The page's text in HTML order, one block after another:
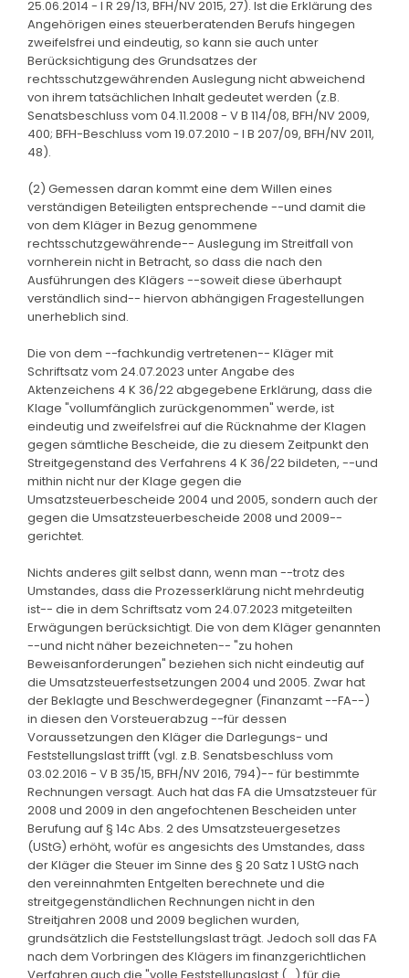
25.06.2014 - I R 29/13, BFH/NV 2015, 27). Ist die Erklärung des
Angehörigen eines steuerberatenden Berufs hingegen
zweifelsfrei und eindeutig, so kann sie auch unter
Berücksichtigung des Grundsatzes der
rechtsschutzgewährenden Auslegung nicht abweichend
von ihrem tatsächlichen Inhalt gedeutet werden (z.B.
Senatsbeschluss vom 04.11.2008 - V B 114/08, BFH/NV 2009,
400; BFH-Beschluss vom 19.07.2010 - I B 207/09, BFH/NV 2011,
48).
(2) Gemessen daran kommt eine dem Willen eines
verständigen Beteiligten entsprechende --und damit die
von dem Kläger in Bezug genommene
rechtsschutzgewährende-- Auslegung im Streitfall von
vornherein nicht in Betracht, so dass die nach den
Ausführungen des Klägers --soweit diese überhaupt
verständlich sind-- hiervon abhängigen Fragestellungen
unerheblich sind.
Die von dem --fachkundig vertretenen-- Kläger mit
Schriftsatz vom 24.07.2023 unter Angabe des
Aktenzeichens 4 K 36/22 abgegebene Erklärung, dass die
Klage "vollumfänglich zurückgenommen" werde, ist
eindeutig und zweifelsfrei auf die Rücknahme der Klagen
gegen sämtliche Bescheide, die zu diesem Zeitpunkt den
Streitgegenstand des Verfahrens 4 K 36/22 bildeten, --und
mithin nicht nur der Klage gegen die
Umsatzsteuerbescheide 2004 und 2005, sondern auch der
gegen die Umsatzsteuerbescheide 2008 und 2009--
gerichtet.
Nichts anderes gilt selbst dann, wenn man --trotz des
Umstandes, dass die Prozesserklärung nicht mehrdeutig
ist-- die in dem Schriftsatz vom 24.07.2023 mitgeteilten
Erwägungen berücksichtigt. Die von dem Kläger genannten
--und nicht näher bezeichneten-- "zu hohen
Beweisanforderungen" beziehen sich nicht eindeutig auf
die Umsatzsteuerfestsetzungen 2004 und 2005. Zwar hat
der Beklagte und Beschwerdegegner (Finanzamt --FA--)
in diesen den Vorsteuerabzug --für dessen
Voraussetzungen den Kläger die Darlegungs- und
Feststellungslast trifft (vgl. z.B. Senatsbeschluss vom
03.02.2016 - V B 35/15, BFH/NV 2016, 794)-- für bestimmte
Rechnungen versagt. Auch hat das FA die Umsatzsteuer für
2008 und 2009 in den angefochtenen Bescheiden unter
Berufung auf § 14c Abs. 2 des Umsatzsteuergesetzes
(UStG) erhöht, wofür es angesichts des Umstandes, dass
der Kläger die Steuer im Sinne des § 20 Satz 1 UStG nach
den vereinnahmten Entgelten berechnete und die
streitgegenständlichen Rechnungen nicht in den
Streitjahren 2008 und 2009 beglichen wurden,
grundsätzlich die Feststellungslast trägt. Jedoch soll das FA
nach dem Vorbringen des Klägers im finanzgerichtlichen